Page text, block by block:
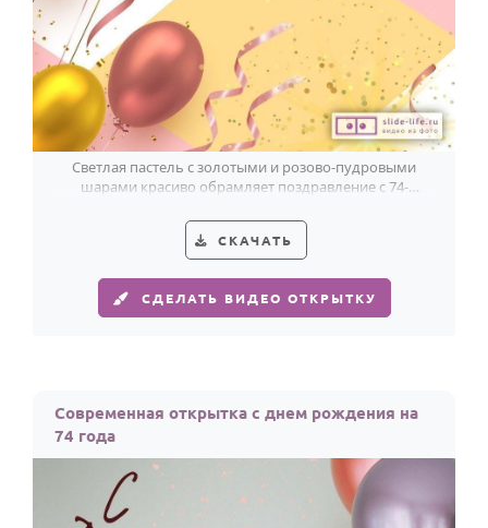
КОМУ
Женщине
Мужчине
Маме
Папе
Детям
Все родственники
ПЕРСОНАЛЬНЫЕ
Пожелания
Светлая пастель с золотыми и розово-пудровыми
шарами красиво обрамляет поздравление с 74-
СКАЧАТЬ
СДЕЛАТЬ ВИДЕО ОТКРЫТКУ
Современная открытка с днем рождения на
74 года